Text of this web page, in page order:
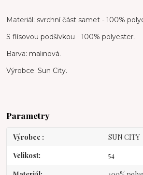
Materiál: svrchní část samet - 100%
S flísovou podšívkou - 100% polyester.
Barva: malinová.
Výrobce: Sun City.
Parametry
Výrobce SUN CITY
Velikost 54